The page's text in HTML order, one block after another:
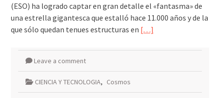
(ESO) ha logrado captar en gran detalle el «fantasma» de
una estrella gigantesca que estalló hace 11.000 años y de la
que sólo quedan tenues estructuras en […]
Leave a comment
CIENCIA Y TECNOLOGIA, Cosmos